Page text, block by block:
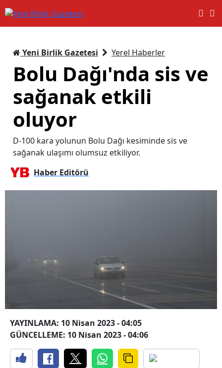
Yeni Birlik Gazetesi Yerel Haberler
Bolu Dağı'nda sis ve
sağanak etkili
oluyor
D-100 kara yolunun Bolu Dağı kesiminde sis ve
sağanak ulaşımı olumsuz etkiliyor.
Haber Editörü
YAYINLAMA: 10 Nisan 2023 - 04:05
GÜNCELLEME: 10 Nisan 2023 - 04:06